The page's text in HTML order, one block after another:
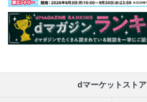
dマーケットストア